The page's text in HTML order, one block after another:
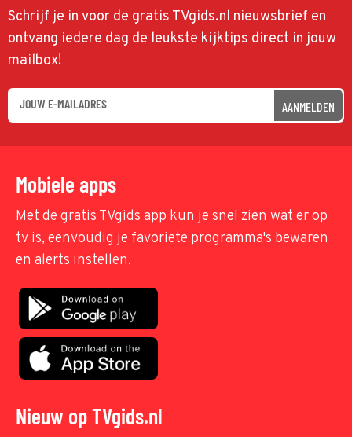
Schrijf je in voor de gratis TVgids.nl nieuwsbrief en
ontvang iedere dag de leukste kijktips direct in jouw
mailbox!
AANMELDEN
Mobiele apps
Met de gratis TVgids app kun je snel zien wat er op
tv is, eenvoudig je favoriete programma's bewaren
en alerts instellen.
Nieuw op TVgids.nl